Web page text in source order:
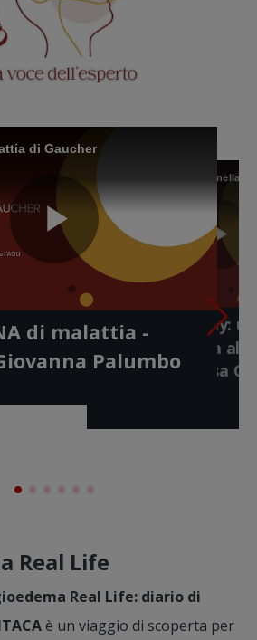
di Gaucher
Play
Video
di malattia -
Palumbo
Gaushare Today:
diagnosi giusta al
giusto - Dott.ssa
Gaushare
a questi
Real Life
Real Life: diario di
è un viaggio di scoperta per